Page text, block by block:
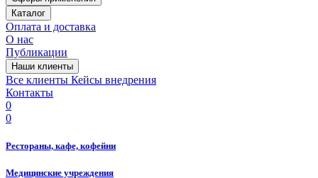
Каталог
Оплата и доставка
О нас
Публикации
Наши клиенты
Все клиенты Кейсы внедрения
Контакты
0
0
Рестораны, кафе, кофейни
Медицинские учреждения